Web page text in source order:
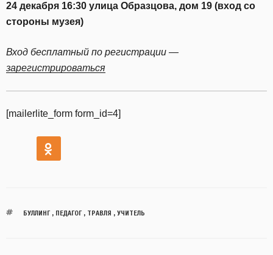
24 декабря 16:30 улица Образцова, дом 19 (вход со
стороны музея)
Вход бесплатный по регистрации —
зарегистрироваться
[mailerlite_form form_id=4]
БУЛЛИНГ, ПЕДАГОГ, ТРАВЛЯ , УЧИТЕЛЬ